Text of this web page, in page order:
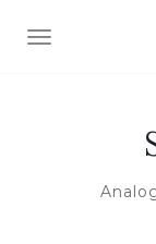
NAVIGATION